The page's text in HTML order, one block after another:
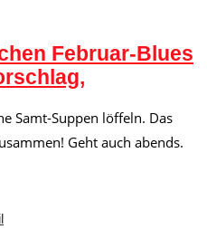
Februar-Blues
Samt-Suppen löffeln. Das
Geht auch abends.